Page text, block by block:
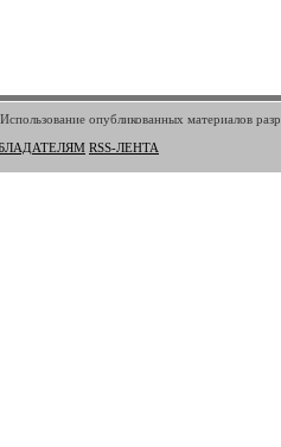
опубликованных материалов
RSS-ЛЕНТА